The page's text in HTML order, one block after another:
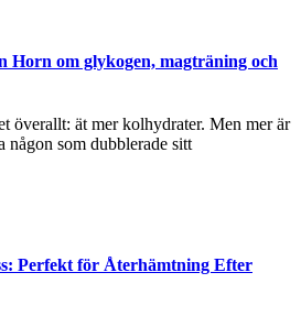
Horn om glykogen, magträning och
överallt: ät mer kolhydrater. Men mer är
någon som dubblerade sitt
Perfekt för Återhämtning Efter